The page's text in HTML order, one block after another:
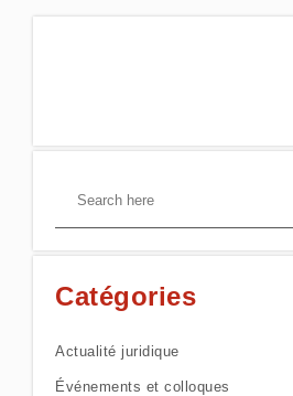
Catégories
Actualité juridique
Événements et colloques